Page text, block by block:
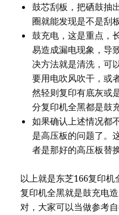
鼓芯刮板，把硒鼓抽
圈就能发现是不是刮
鼓充电，这是重点，
易造成漏电现象，导
决方法就是清洗，可
要用电吹风吹干，或
然轻则复印有底灰或
分复印机全黑都是鼓
如果确认上述情况都
是高压板的问题了。
者是那好的高压板替
以上就是东芝166复印
复印机全黑就是鼓充电
对，大家可以当做参考